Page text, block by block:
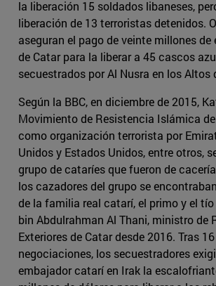
la liberación 15 soldados libaneses,
liberación de 13 terroristas detenidos.
aseguran el pago de veinte millones de
de Catar para la liberar a 45 cascos
secuestrados por Al Nusra en los Altos
Según la BBC, en diciembre de 2015,
Movimiento de Resistencia Islámica
como organización terrorista por
Unidos y Estados Unidos, entre otros,
grupo de cataríes que fueron de
los cazadores del grupo se
de la familia real catarí, el primo y el
bin Abdulrahman Al Thani, ministro de
Exteriores de Catar desde 2016. Tras
negociaciones, los secuestradores
embajador catarí en Irak la